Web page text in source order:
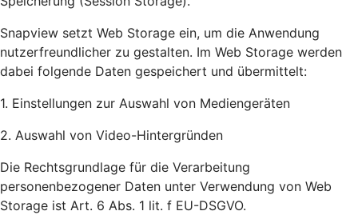
Snapview setzt Web Storage ein, um die Anwendung
nutzerfreundlicher zu gestalten. Im Web Storage werden
dabei folgende Daten gespeichert und übermittelt:
1. Einstellungen zur Auswahl von Mediengeräten
2. Auswahl von Video-Hintergründen
Die Rechtsgrundlage für die Verarbeitung
personenbezogener Daten unter Verwendung von Web
Storage ist Art. 6 Abs. 1 lit. f EU-DSGVO.